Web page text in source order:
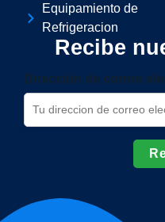
Equipamiento de
Refrigeracion
Recibe
Dirección de correo